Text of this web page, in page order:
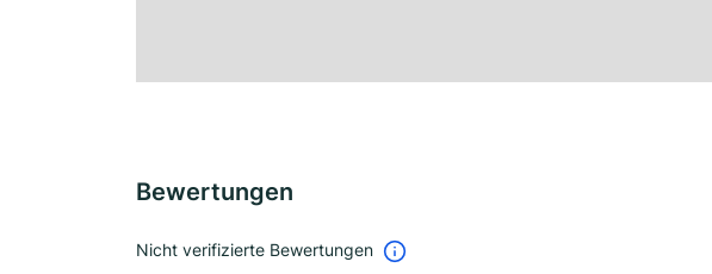
Bewertungen
Nicht verifizierte Bewertungen